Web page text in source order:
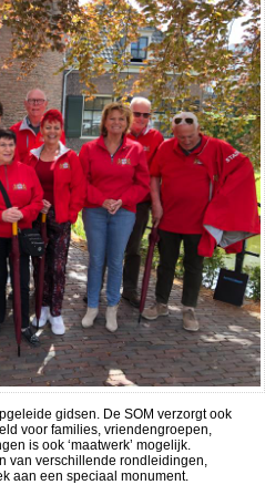
gidsen. De SOM verzorgt ook
voor families, vriendengroepen,
is ook ‘maatwerk’ mogelijk.
van verschillende rondleidingen,
aan een speciaal monument.